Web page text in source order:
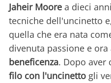
Jaheir Moore a dieci
tecniche dell'uncinetto
quella che era nata
divenuta passione e ora
beneficenza. Dopo aver
filo con l'uncinetto gli